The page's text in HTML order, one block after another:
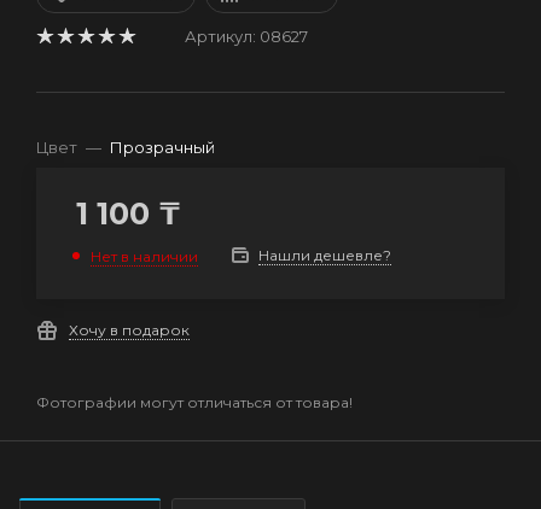
Артикул: 08627
Цвет — Прозрачный
1 100 ₸
Нет в наличии Нашли дешевле?
Хочу в подарок
Фотографии могут отличаться от товара!